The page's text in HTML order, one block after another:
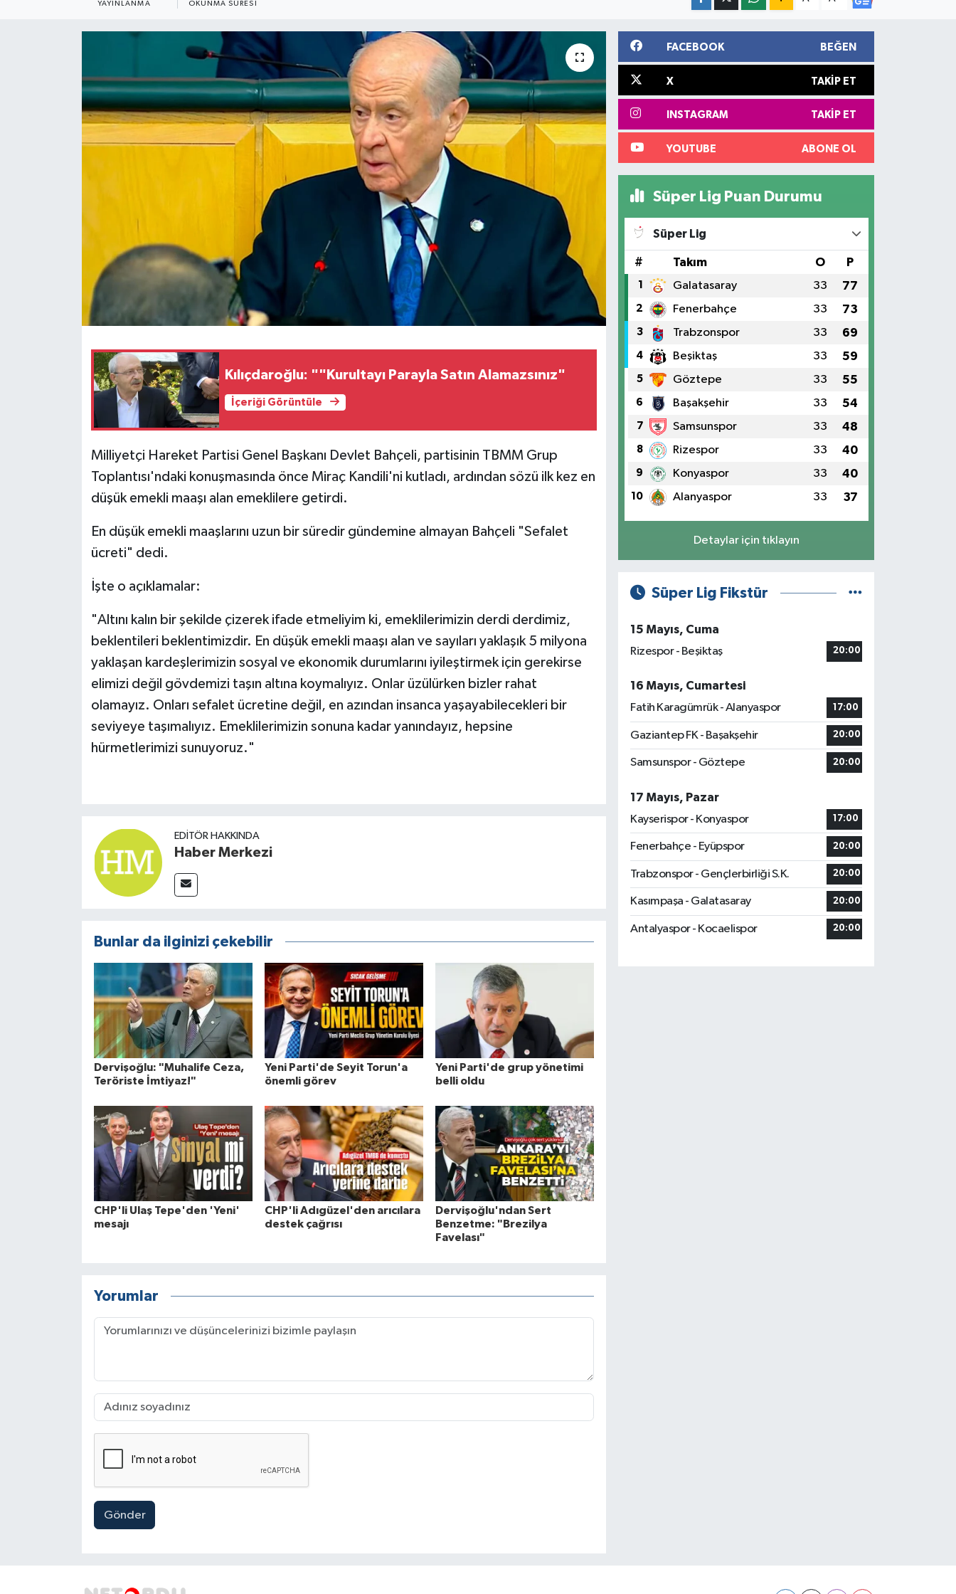
YAYINLANMA OKUNMA SÜRESI
Kılıçdaroğlu: ""Kurultayı Parayla Satın Alamazsınız"
İçeriği Görüntüle
Milliyetçi Hareket Partisi Genel Başkanı Devlet Bahçeli, partisinin TBMM Grup
Toplantısı'ndaki konuşmasında önce Miraç Kandili'ni kutladı, ardından sözü ilk kez en
düşük emekli maaşı alan emeklilere getirdi.
En düşük emekli maaşlarını uzun bir süredir gündemine almayan Bahçeli "Sefalet
ücreti" dedi.
İşte o açıklamalar:
"Altını kalın bir şekilde çizerek ifade etmeliyim ki, emeklilerimizin derdi derdimiz,
beklentileri beklentimizdir. En düşük emekli maaşı alan ve sayıları yaklaşık 5 milyona
yaklaşan kardeşlerimizin sosyal ve ekonomik durumlarını iyileştirmek için gerekirse
elimizi değil gövdemizi taşın altına koymalıyız. Onlar üzülürken bizler rahat
olamayız. Onları sefalet ücretine değil, en azından insanca yaşayabilecekleri bir
seviyeye taşımalıyız. Emeklilerimizin sonuna kadar yanındayız, hepsine
hürmetlerimizi sunuyoruz."
EDITÖR HAKKINDA
Haber Merkezi
Bunlar da ilginizi çekebilir
Dervişoğlu: "Muhalife Ceza,
Teröriste İmtiyaz!"
Yeni Parti'de Seyit Torun'a
önemli görev
Yeni Parti'de grup yönetimi
belli oldu
CHP'li Ulaş Tepe'den 'Yeni'
mesajı
CHP'li Adıgüzel'den arıcılara
destek çağrısı
Dervişoğlu'ndan Sert
Benzetme: "Brezilya
Favelası"
Yorumlar
Gönder
FACEBOOK BEĞEN
X TAKIP ET
INSTAGRAM TAKIP ET
YOUTUBE ABONE OL
Süper Lig Puan Durumu
Süper Lig
# Takım O P
1 Galatasaray 33 77
2 Fenerbahçe 33 73
3 Trabzonspor 33 69
4 Beşiktaş 33 59
5 Göztepe 33 55
6 Başakşehir 33 54
7 Samsunspor 33 48
8 Rizespor 33 40
9 Konyaspor 33 40
10 Alanyaspor 33 37
Detaylar için tıklayın
Süper Lig Fikstür
15 Mayıs, Cuma
Rizespor - Beşiktaş
20:00
16 Mayıs, Cumartesi
Fatih Karagümrük - Alanyaspor
17:00
Gaziantep FK - Başakşehir 20:00
Samsunspor - Göztepe 20:00
17 Mayıs, Pazar
Kayserispor - Konyaspor
17:00
Fenerbahçe - Eyüpspor 20:00
Trabzonspor - Gençlerbirliği S.K. 20:00
Kasımpaşa - Galatasaray 20:00
Antalyaspor - Kocaelispor 20:00
MAGAZİN
RÖPORTAJ
TEKNOLOJİ
VİDEO HABER